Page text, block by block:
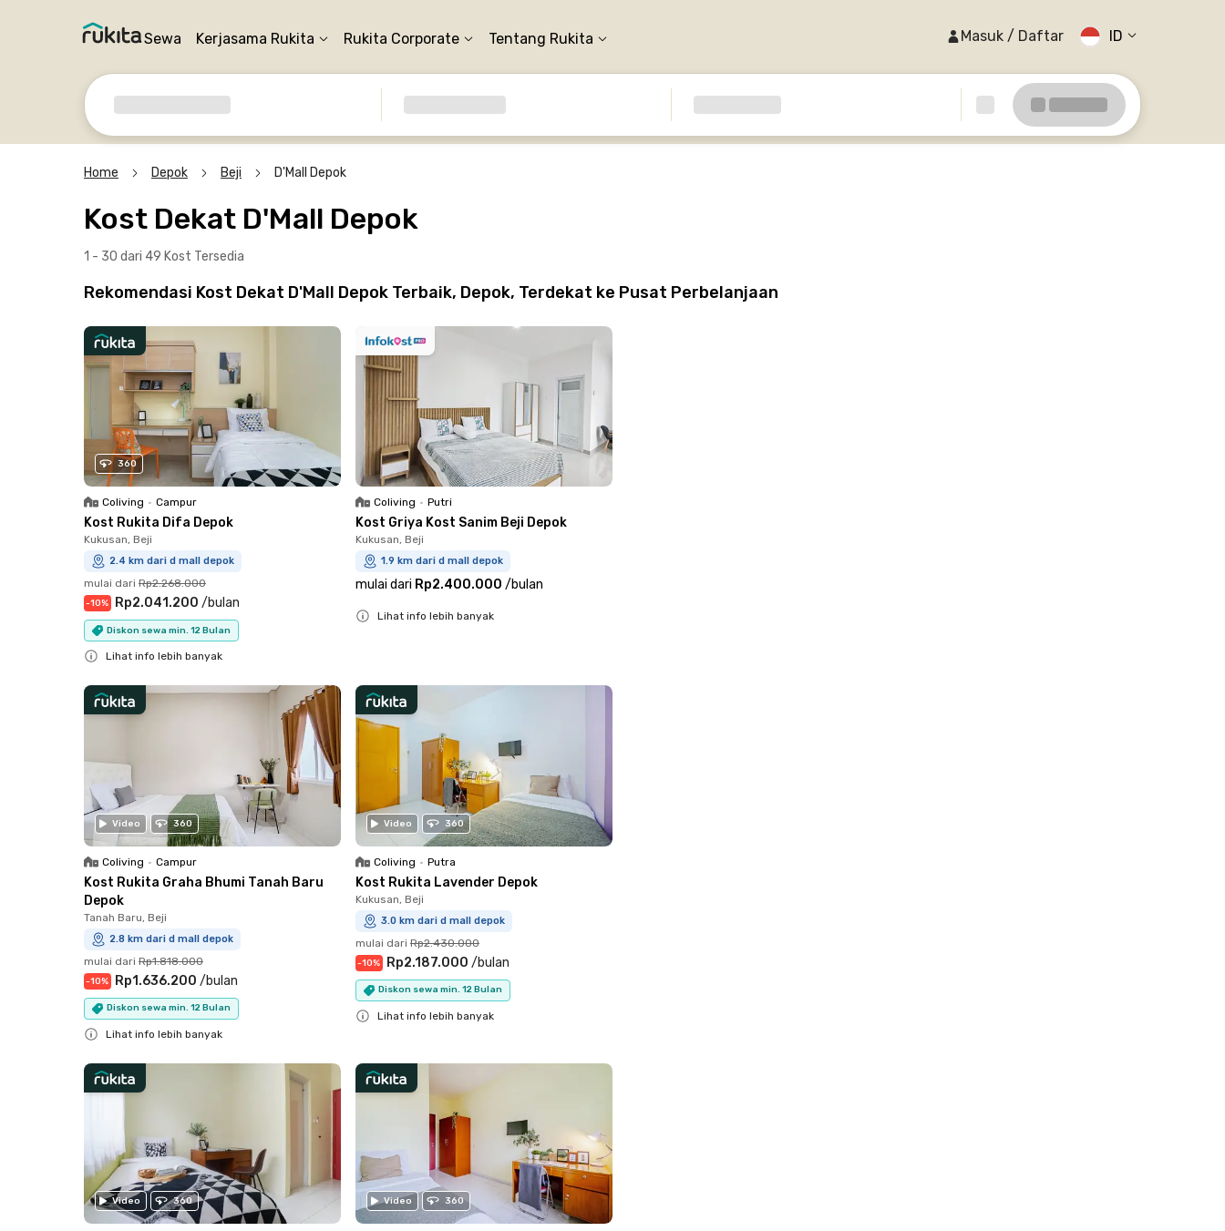
Sewa Kerjasama Rukita Rukita Corporate Tentang Rukita Masuk / Daftar ID
Home Depok Beji D'Mall Depok
Kost Dekat D'Mall Depok
1 - 30 dari 49 Kost Tersedia
Rekomendasi Kost Dekat D'Mall Depok Terbaik, Depok, Terdekat ke Pusat Perbelanjaan
360
Coliving • Campur
Kost Rukita Difa Depok
Kukusan, Beji
2.4 km dari d mall depok
mulai dari Rp2.268.000
-10% Rp2.041.200 /bulan
Diskon sewa min. 12 Bulan
Lihat info lebih banyak
Coliving • Putri
Kost Griya Kost Sanim Beji Depok
Kukusan, Beji
1.9 km dari d mall depok
mulai dari Rp2.400.000 /bulan
Lihat info lebih banyak
Video 360
Coliving • Campur
Kost Rukita Graha Bhumi Tanah Baru
Depok
Tanah Baru, Beji
2.8 km dari d mall depok
mulai dari Rp1.818.000
-10% Rp1.636.200 /bulan
Diskon sewa min. 12 Bulan
Lihat info lebih banyak
Video 360
Coliving • Putra
Kost Rukita Lavender Depok
Kukusan, Beji
3.0 km dari d mall depok
mulai dari Rp2.430.000
-10% Rp2.187.000 /bulan
Diskon sewa min. 12 Bulan
Lihat info lebih banyak
Video 360 Video 360